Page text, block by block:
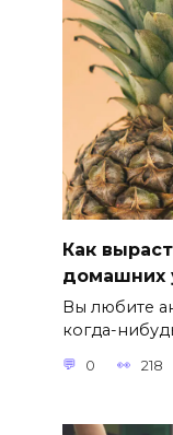
Как
домашних
Вы любите
когда-
0 218